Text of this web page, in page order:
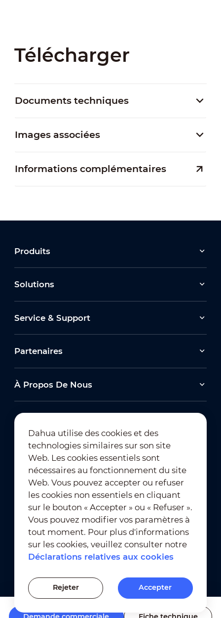
Télécharger
Documents techniques
Images associées
Informations complémentaires
Produits
Solutions
Service & Support
Partenaires
À Propos De Nous
Abonnement à la newsletter
Conditions d'utilisation
｜
Conformité en matière de confidentialité
Paramètres des cookies
Dahua utilise des cookies et des
technologies similaires sur son site
Web. Les cookies essentiels sont
nécessaires au fonctionnement du site
Web. Vous pouvez accepter ou refuser
les cookies non essentiels en cliquant
sur le bouton « Accepter » ou « Refuser ».
Vous pouvez modifier vos paramètres à
tout moment. Pour plus d'informations
sur les cookies, veuillez consulter notre
Déclarations relatives aux cookies
Rejeter Accepter